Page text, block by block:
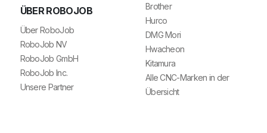
ÜBER ROBOJOB
Über RoboJob
RoboJob NV
RoboJob GmbH
RoboJob Inc.
Unsere Partner
Brother
Hurco
DMG Mori
Hwacheon
Kitamura
Alle CNC-Marken in der
Übersicht